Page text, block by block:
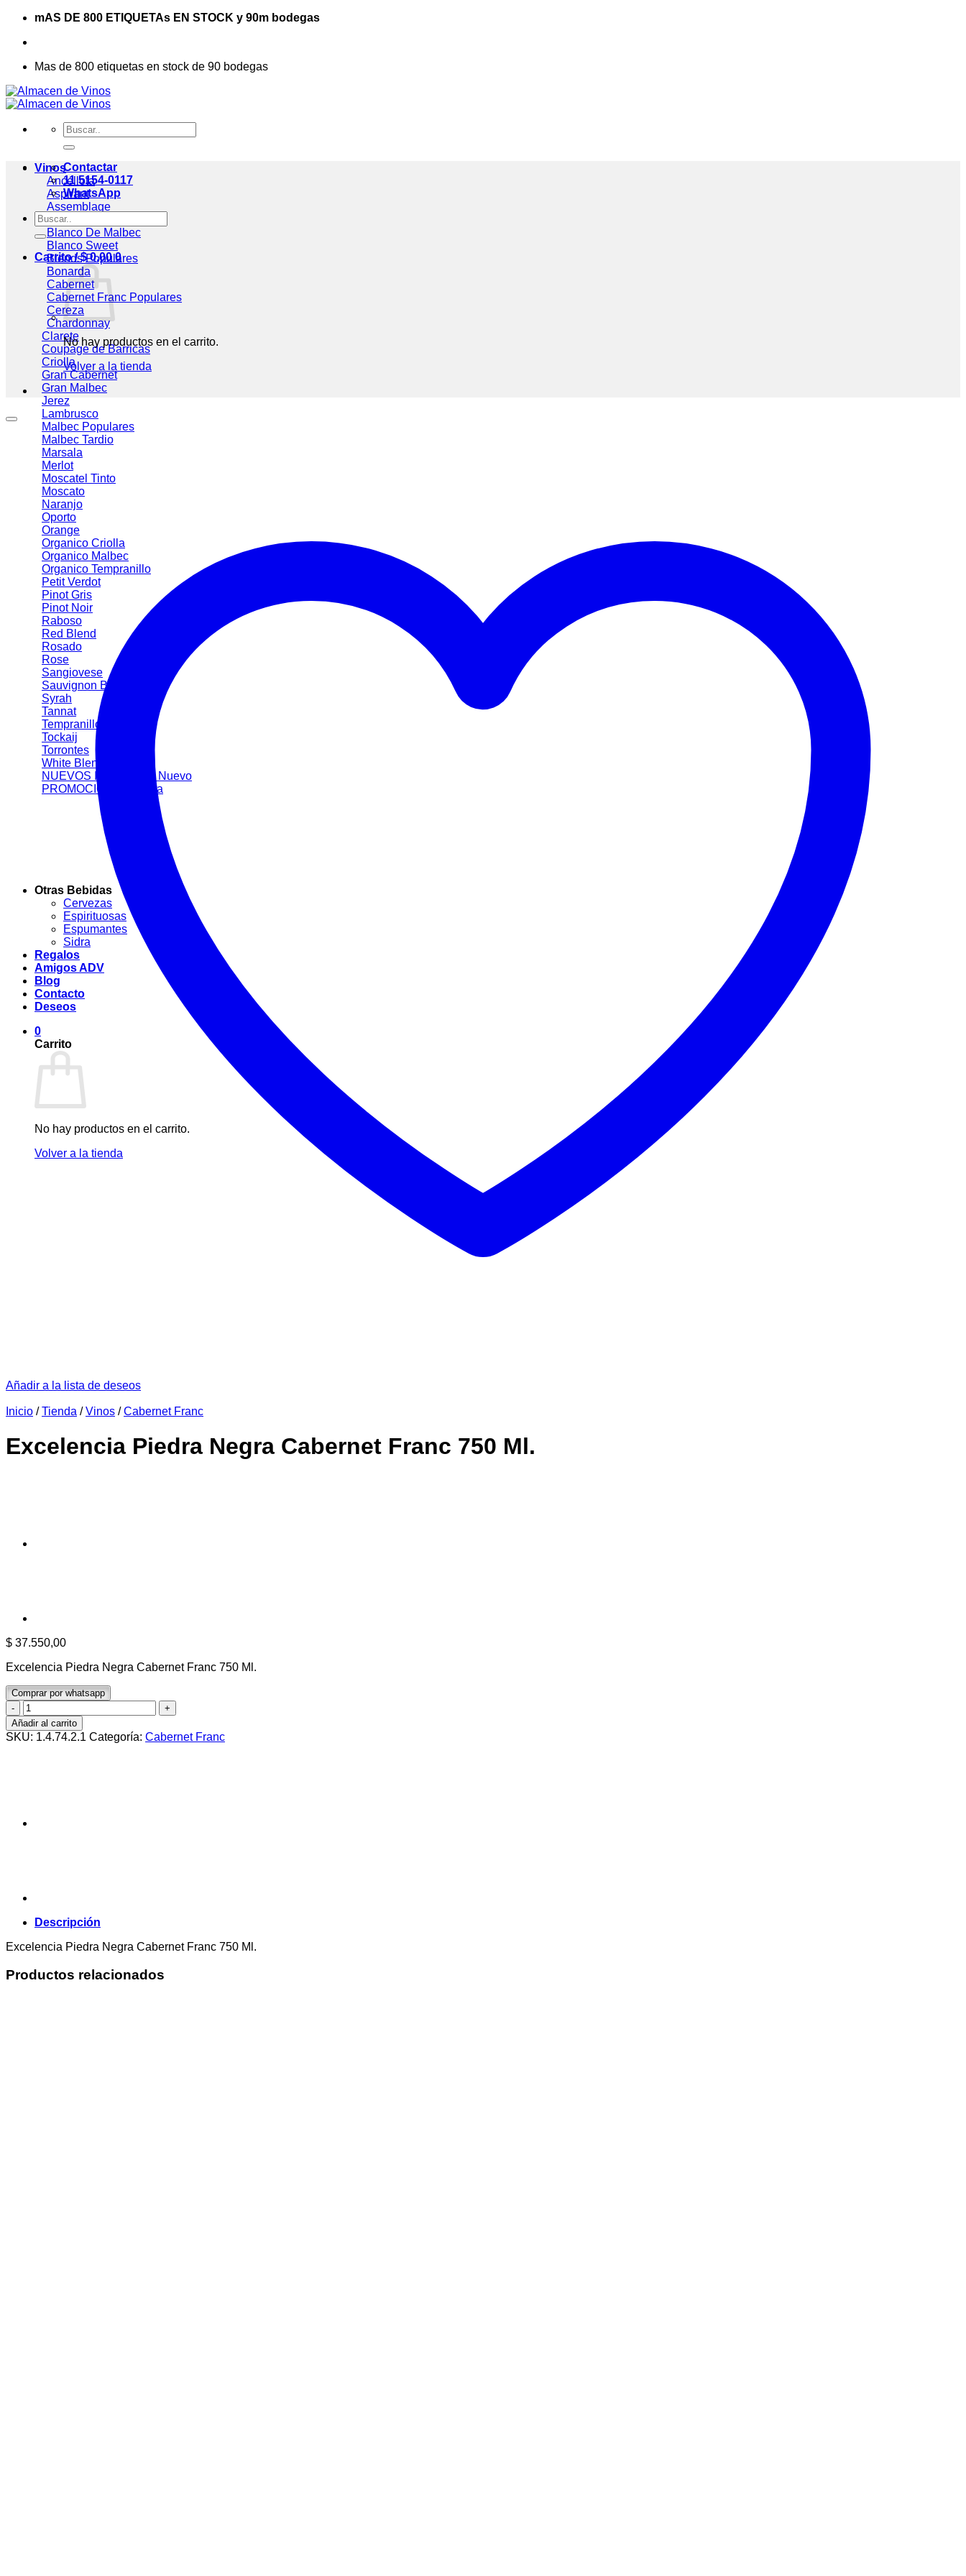
Saltar
contenido
mAS DE 800 ETIQUETAs EN STOCK y 90m bodegas
Mas de 800 etiquetas en stock de 90 bodegas
Buscar
por:
Vinos
Ancellota
Aspirant
Assemblage
Blanc De Blancs
Blanco De Malbec
Blanco Sweet
Blends
Bonarda
Cabernet
Cabernet Franc
Cereza
Chardonnay
Clarete
Coupage de Barricas
Criolla
Gran Cabernet
Gran Malbec
Jerez
Lambrusco
Malbec
Malbec Tardio
Marsala
Merlot
Moscatel Tinto
Moscato
Naranjo
Oporto
Orange
Organico Criolla
Organico Malbec
Organico Tempranillo
Petit Verdot
Pinot Gris
Pinot Noir
Raboso
Red Blend
Rosado
Rose
Sangiovese
Sauvignon Blanc
Syrah
Tannat
Tempranillo
Tockaij
Torrontes
White Blend
NUEVOS INGRESOS
PROMOCIONES
Otras Bebidas
Cervezas
Espirituosas
Espumantes
Sidra
Regalos
Amigos ADV
Blog
Contacto
Deseos
0
Carrito
No hay productos en el carrito.
Volver a la tienda
Contactar
11 5154-0117
WhatsApp
Buscar
por:
Carrito /$0,00 0
No hay productos en el carrito.
Volver a la tienda
Añadir a la lista de deseos
Inicio / Tienda / Vinos / Cabernet Franc
Excelencia Piedra Negra Cabernet Franc 750 Ml.
$ 37.550,00
Excelencia Piedra Negra Cabernet Franc 750 Ml.
Comprar por whatsapp
Excelencia
Piedra
Negra
Cabernet
Añadir al carrito
SKU: 1.4.74.2.1 Categoría: Cabernet Franc
Descripción
Excelencia Piedra Negra Cabernet Franc 750 Ml.
Productos relacionados